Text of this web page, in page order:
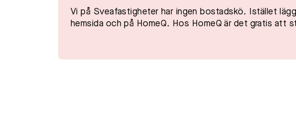
Vi på Sveafastigheter har ingen bostadskö. Istället
hemsida och på HomeQ. Hos HomeQ är det gratis att